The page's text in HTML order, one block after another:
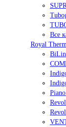
Все
Royal